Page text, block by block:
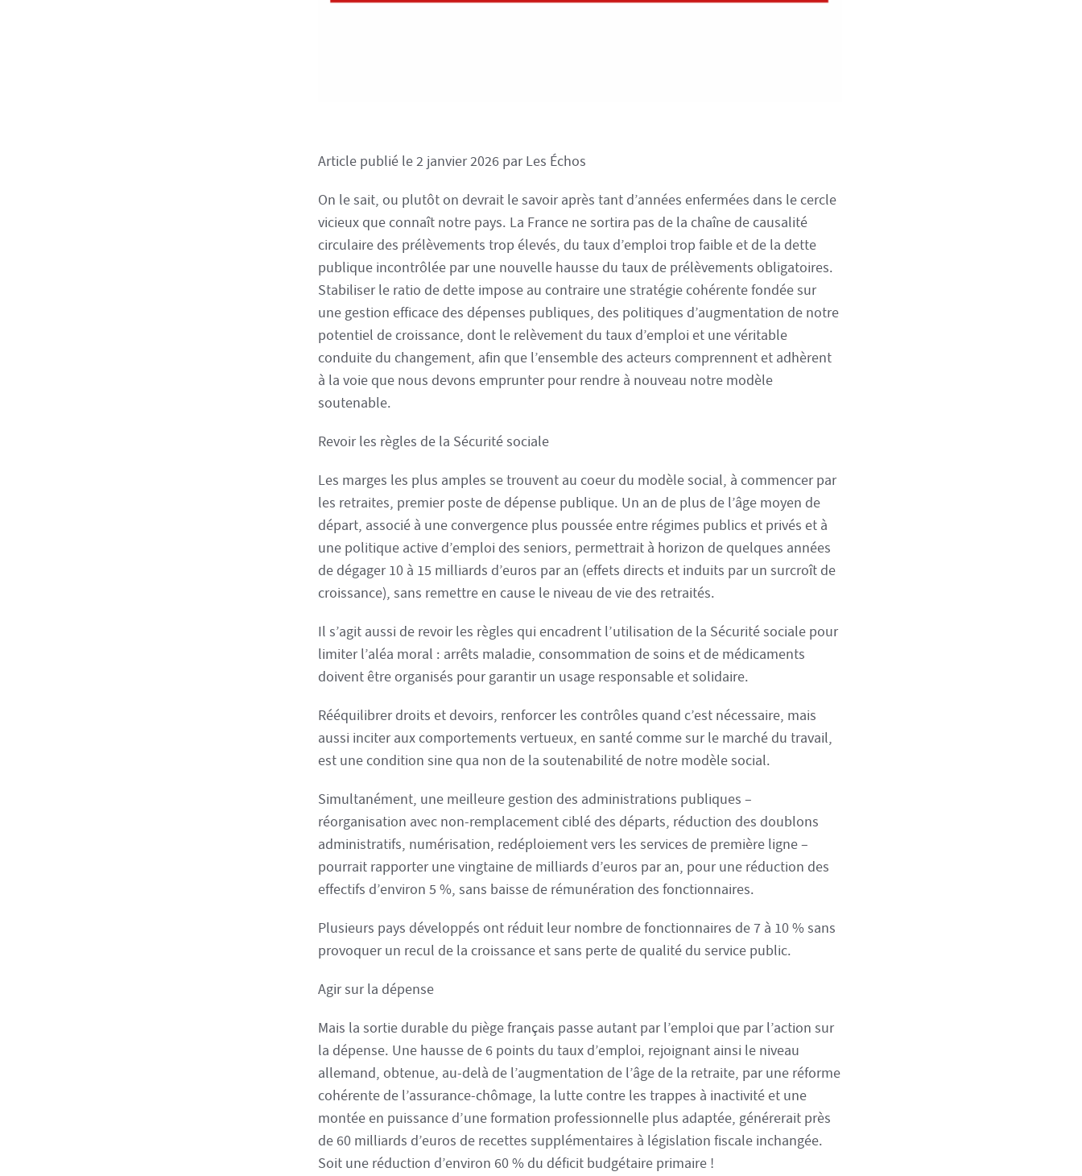
Article publié le 2 janvier 2026 par Les Échos
On le sait, ou plutôt on devrait le savoir après tant d’années enfermées dans le cercle
vicieux que connaît notre pays. La France ne sortira pas de la chaîne de causalité
circulaire des prélèvements trop élevés, du taux d’emploi trop faible et de la dette
publique incontrôlée par une nouvelle hausse du taux de prélèvements obligatoires.
Stabiliser le ratio de dette impose au contraire une stratégie cohérente fondée sur
une gestion efficace des dépenses publiques, des politiques d’augmentation de notre
potentiel de croissance, dont le relèvement du taux d’emploi et une véritable
conduite du changement, afin que l’ensemble des acteurs comprennent et adhèrent
à la voie que nous devons emprunter pour rendre à nouveau notre modèle
soutenable.
Revoir les règles de la Sécurité sociale
Les marges les plus amples se trouvent au coeur du modèle social, à commencer par
les retraites, premier poste de dépense publique. Un an de plus de l’âge moyen de
départ, associé à une convergence plus poussée entre régimes publics et privés et à
une politique active d’emploi des seniors, permettrait à horizon de quelques années
de dégager 10 à 15 milliards d’euros par an (effets directs et induits par un surcroît de
croissance), sans remettre en cause le niveau de vie des retraités.
Il s’agit aussi de revoir les règles qui encadrent l’utilisation de la Sécurité sociale pour
limiter l’aléa moral : arrêts maladie, consommation de soins et de médicaments
doivent être organisés pour garantir un usage responsable et solidaire.
Rééquilibrer droits et devoirs, renforcer les contrôles quand c’est nécessaire, mais
aussi inciter aux comportements vertueux, en santé comme sur le marché du travail,
est une condition sine qua non de la soutenabilité de notre modèle social.
Simultanément, une meilleure gestion des administrations publiques –
réorganisation avec non-remplacement ciblé des départs, réduction des doublons
administratifs, numérisation, redéploiement vers les services de première ligne –
pourrait rapporter une vingtaine de milliards d’euros par an, pour une réduction des
effectifs d’environ 5 %, sans baisse de rémunération des fonctionnaires.
Plusieurs pays développés ont réduit leur nombre de fonctionnaires de 7 à 10 % sans
provoquer un recul de la croissance et sans perte de qualité du service public.
Agir sur la dépense
Mais la sortie durable du piège français passe autant par l’emploi que par l’action sur
la dépense. Une hausse de 6 points du taux d’emploi, rejoignant ainsi le niveau
allemand, obtenue, au-delà de l’augmentation de l’âge de la retraite, par une réforme
cohérente de l’assurance-chômage, la lutte contre les trappes à inactivité et une
montée en puissance d’une formation professionnelle plus adaptée, générerait près
de 60 milliards d’euros de recettes supplémentaires à législation fiscale inchangée.
Soit une réduction d’environ 60 % du déficit budgétaire primaire !